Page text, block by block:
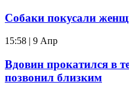
Собаки покусали
15:58 | 9 Апр
Вдовин прокатился в
позвонил близким